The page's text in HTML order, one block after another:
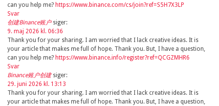
can you help me? https://www.binance.com/cs/join?ref=S5H7X3LP
Svar
创建Binance账户 siger:
9. maj 2026 kl. 06:36
Thank you for your sharing. I am worried that I lack creative ideas. It is
your article that makes me full of hope. Thank you. But, I have a question,
can you help me? https://www.binance.info/register?ref=QCGZMHR6
Svar
Binance账户创建 siger:
29. juni 2026 kl. 13:13
Thank you for your sharing. I am worried that I lack creative ideas. It is
your article that makes me full of hope. Thank you. But, I have a question,